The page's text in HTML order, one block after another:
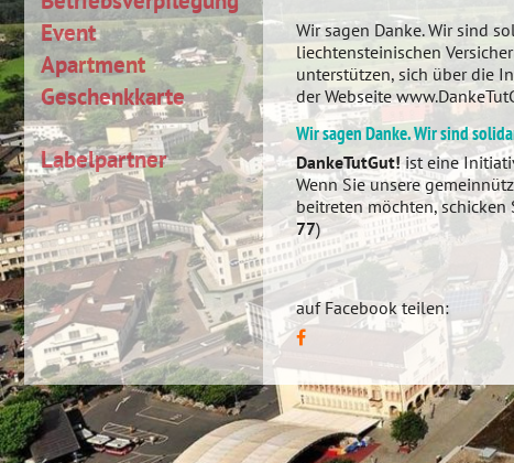
Event
Apartment
Geschenkkarte
Labelpartner
Wir sagen Danke. Wir sind
liechtensteinischen
unterstützen, sich über die
der Webseite
Wir sagen Danke. Wir sind
DankeTutGut!ist eine
Wenn Sie unsere
beitreten möchten,
77)
auf Facebook teilen: